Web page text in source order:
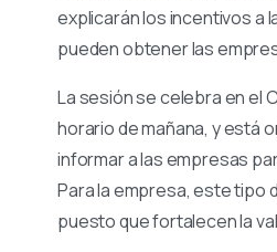
explicarán los incentivos a
pueden obtener las
La sesión se celebra en el
horario de mañana, y está
informar a las empresas
Para la empresa, este tipo
puesto que fortalecen la